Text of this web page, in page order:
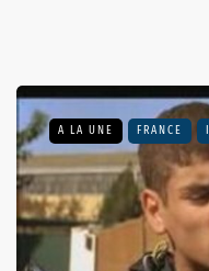
A LA UNE FRANCE